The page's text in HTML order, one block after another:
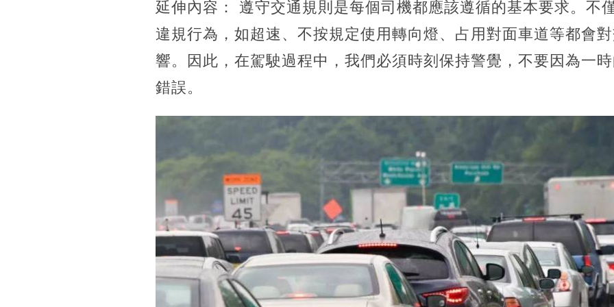
延伸內容： 遵守交通規則是每個司機都應該遵循的基本要求。不
違規行為，如超速、不按規定使用轉向燈、占用對面車道等都會
響。因此，在駕駛過程中，我們必須時刻保持警覺，不要因為一
錯誤。